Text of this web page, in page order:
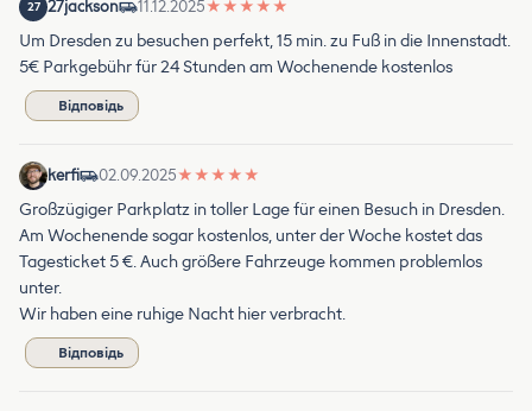
27 27jackson 11.12.2025★ ★ ★ ★ ★
Um Dresden zu besuchen perfekt, 15 min. zu Fuß in die Innenstadt.
5€ Parkgebühr für 24 Stunden am Wochenende kostenlos
Відповідь
kerfi 02.09.2025★ ★ ★ ★ ★
Großzügiger Parkplatz in toller Lage für einen Besuch in Dresden.
Am Wochenende sogar kostenlos, unter der Woche kostet das
Tagesticket 5 €. Auch größere Fahrzeuge kommen problemlos
unter.
Wir haben eine ruhige Nacht hier verbracht.
Відповідь